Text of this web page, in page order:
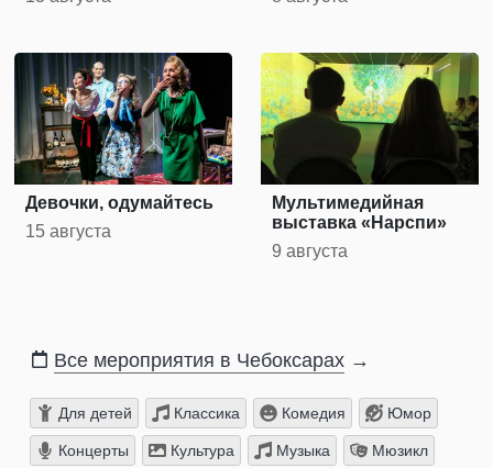
Девочки, одумайтесь
15 августа
Мультимедийная
выставка «Нарспи»
9 августа
Все мероприятия в Чебоксарах →
Для детей Классика Комедия Юмор
Концерты Культура Музыка Мюзикл